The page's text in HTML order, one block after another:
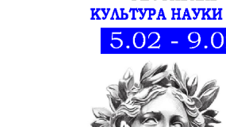
О Доме
Виртуальный
Контакты